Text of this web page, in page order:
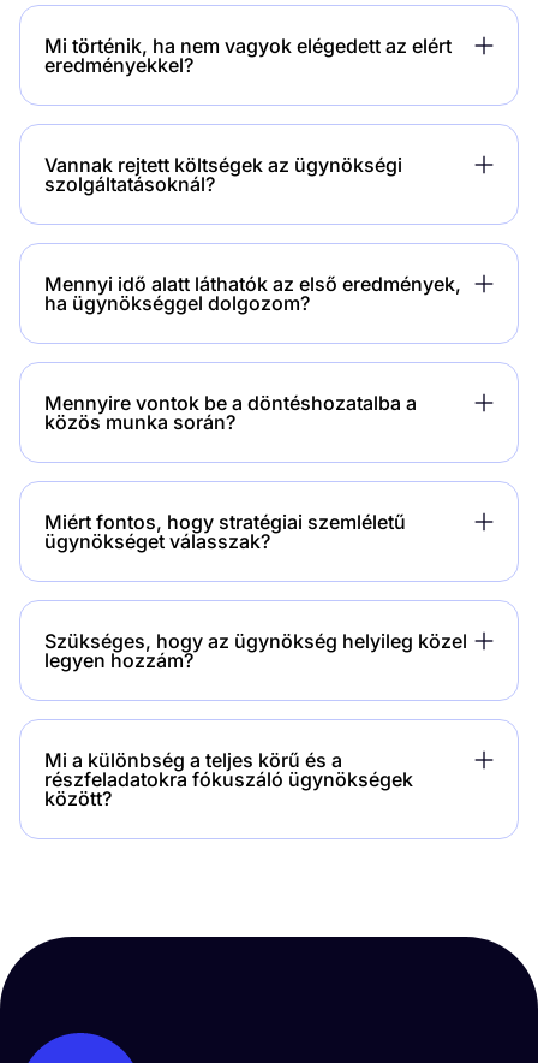
Mi történik, ha nem vagyok elégedett az elért
eredményekkel?
Vannak rejtett költségek az ügynökségi
szolgáltatásoknál?
Mennyi idő alatt láthatók az első eredmények,
ha ügynökséggel dolgozom?
Mennyire vontok be a döntéshozatalba a
közös munka során?
Miért fontos, hogy stratégiai szemléletű
ügynökséget válasszak?
Szükséges, hogy az ügynökség helyileg közel
legyen hozzám?
Mi a különbség a teljes körű és a
részfeladatokra fókuszáló ügynökségek
között?